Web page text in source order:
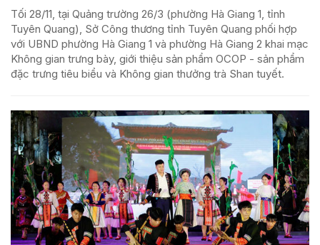
Tối 28/11, tại Quảng trường 26/3 (phường Hà Giang 1, tỉnh
Tuyên Quang), Sở Công thương tỉnh Tuyên Quang phối hợp
với UBND phường Hà Giang 1 và phường Hà Giang 2 khai mạc
Không gian trưng bày, giới thiệu sản phẩm OCOP - sản phẩm
đặc trưng tiêu biểu và Không gian thưởng trà Shan tuyết.